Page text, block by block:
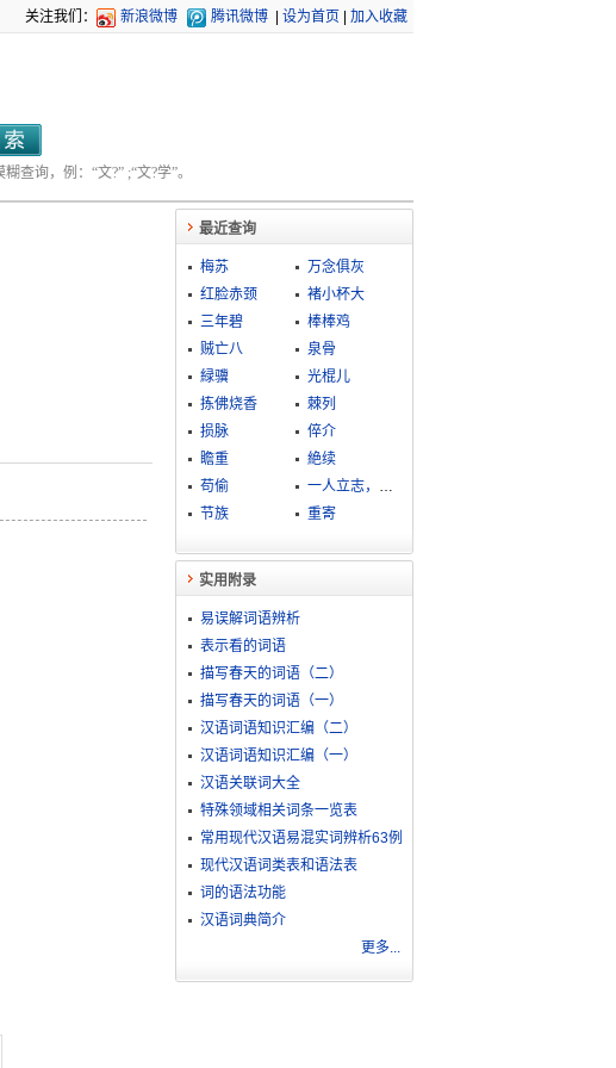
关注我们： 新浪微博 腾讯微博 设为首页 加入收藏
查询，例：“文?” ;“文?学”。
最近查询
梅苏
万念俱灰
红脸赤颈
褚小杯大
三年碧
棒棒鸡
贼亡八
泉骨
緑骥
光棍儿
拣佛烧香
棘列
损脉
倅介
瞻重
絶续
苟偷
一人立志，万夫莫夺
节族
重寄
实用附录
易误解词语辨析
表示看的词语
描写春天的词语（二）
描写春天的词语（一）
汉语词语知识汇编（二）
汉语词语知识汇编（一）
汉语关联词大全
特殊领域相关词条一览表
常用现代汉语易混实词辨析63例
现代汉语词类表和语法表
词的语法功能
汉语词典简介
更多...